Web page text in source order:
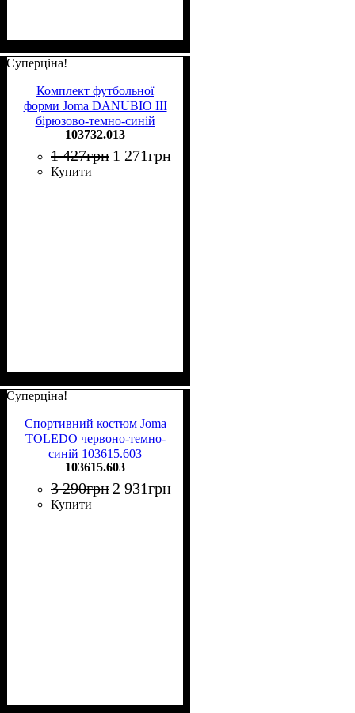
Суперціна!
Комплект футбольної
форми Joma DANUBIO III
бірюзово-темно-синій
103732.013
103732.013
1 427грн 1 271грн
Купити
Суперціна!
Спортивний костюм Joma
TOLEDO червоно-темно-
синій 103615.603
103615.603
3 290грн 2 931грн
Купити